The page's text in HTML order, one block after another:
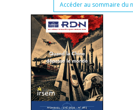
Accéder au sommaire du